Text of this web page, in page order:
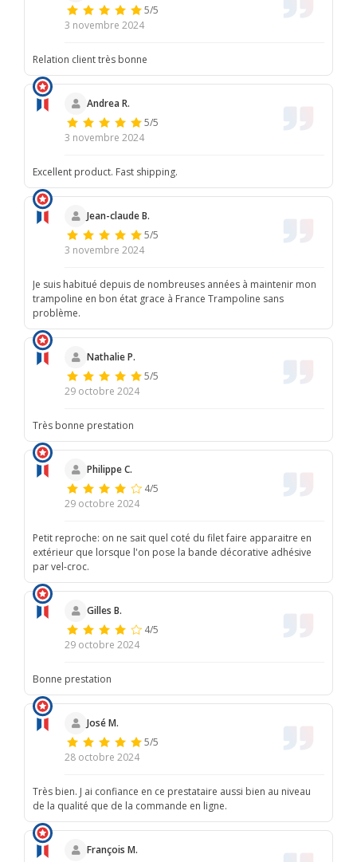
5/5
3 novembre 2024
Relation client très bonne
Andrea R.
5/5
3 novembre 2024
Excellent product. Fast shipping.
Jean-claude B.
5/5
3 novembre 2024
Je suis habitué depuis de nombreuses années à maintenir mon
trampoline en bon état grace à France Trampoline sans
problème.
Nathalie P.
5/5
29 octobre 2024
Très bonne prestation
Philippe C.
4/5
29 octobre 2024
Petit reproche: on ne sait quel coté du filet faire apparaitre en
extérieur que lorsque l'on pose la bande décorative adhésive
par vel-croc.
Gilles B.
4/5
29 octobre 2024
Bonne prestation
José M.
5/5
28 octobre 2024
Très bien. J ai confiance en ce prestataire aussi bien au niveau
de la qualité que de la commande en ligne.
François M.